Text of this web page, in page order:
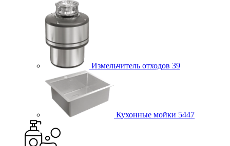
Измельчитель отходов 39
Кухонные мойки 5447